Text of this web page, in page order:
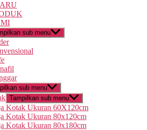
sub menu
sub menu
Tampilkan sub menu
Kotak Ukuran 60X120cm
Kotak Ukuran 80x120cm
Kotak Ukuran 80x180cm